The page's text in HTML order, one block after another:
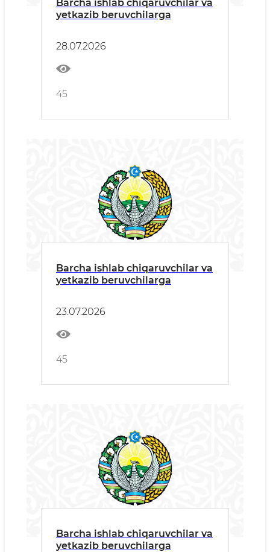
Barcha ishlab chiqaruvchilar va
yetkazib beruvchilarga
28.07.2026
45
Barcha ishlab chiqaruvchilar va
yetkazib beruvchilarga
23.07.2026
45
Barcha ishlab chiqaruvchilar va
yetkazib beruvchilarga